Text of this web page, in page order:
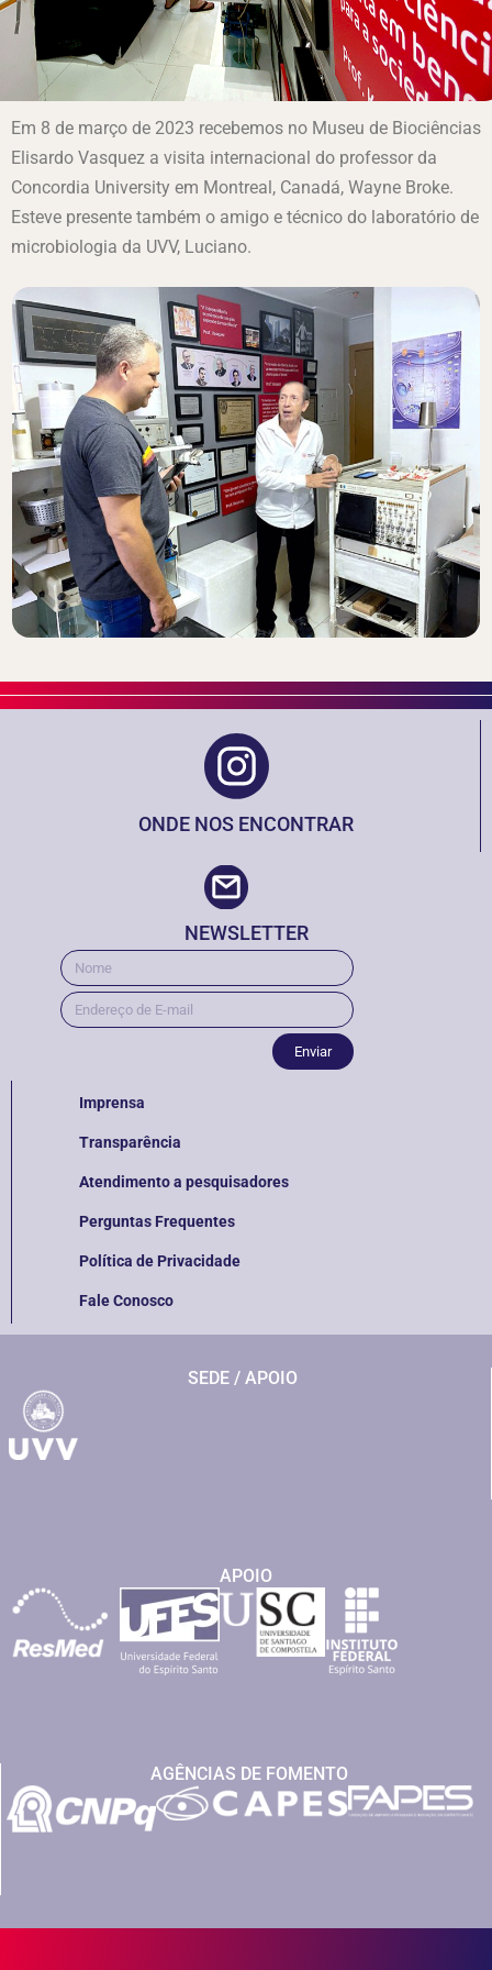
Em 8 de março de 2023 recebemos no Museu de Biociências
Elisardo Vasquez a visita internacional do professor da
Concordia University em Montreal, Canadá, Wayne Broke.
Esteve presente também o amigo e técnico do laboratório de
microbiologia da UVV, Luciano.
ONDE NOS ENCONTRAR
NEWSLETTER
Enviar
Imprensa
Transparência
Atendimento a pesquisadores
Perguntas Frequentes
Política de Privacidade
Fale Conosco
SEDE / APOIO
APOIO
AGÊNCIAS DE FOMENTO